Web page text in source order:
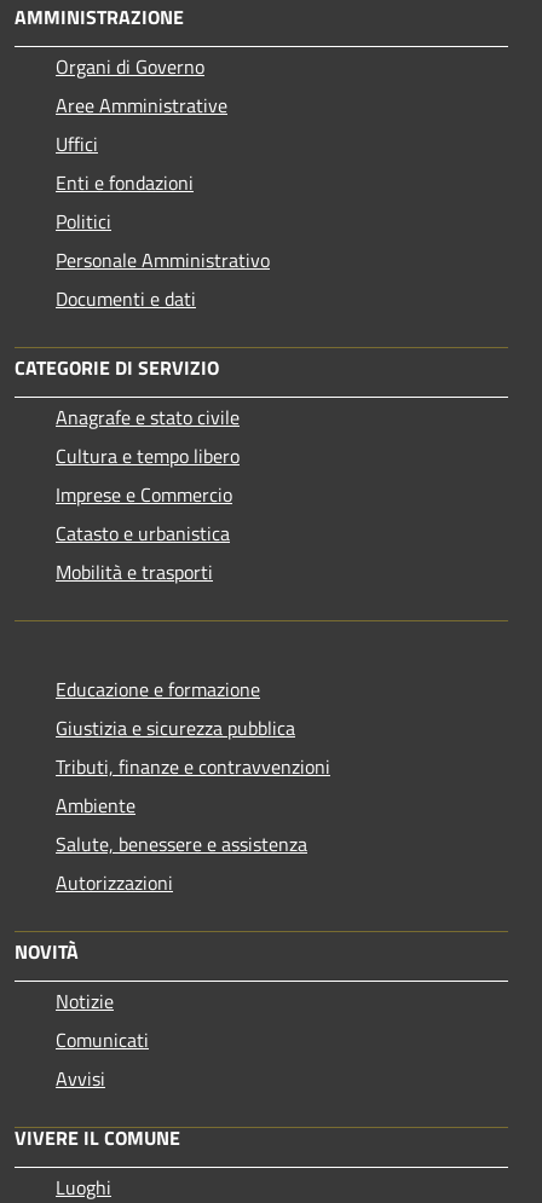
AMMINISTRAZIONE
Organi di Governo
Aree Amministrative
Uffici
Enti e fondazioni
Politici
Personale Amministrativo
Documenti e dati
CATEGORIE DI SERVIZIO
Anagrafe e stato civile
Cultura e tempo libero
Imprese e Commercio
Catasto e urbanistica
Mobilità e trasporti
Educazione e formazione
Giustizia e sicurezza pubblica
Tributi, finanze e contravvenzioni
Ambiente
Salute, benessere e assistenza
Autorizzazioni
NOVITÀ
Notizie
Comunicati
Avvisi
VIVERE IL COMUNE
Luoghi